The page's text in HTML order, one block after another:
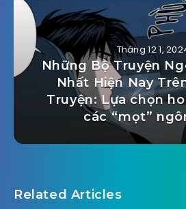
Tháng 12 1,
Những Bộ Truyện
Nhất Hiện Nay
Truyện: Lựa chọn
các “mọt”
Related Articles